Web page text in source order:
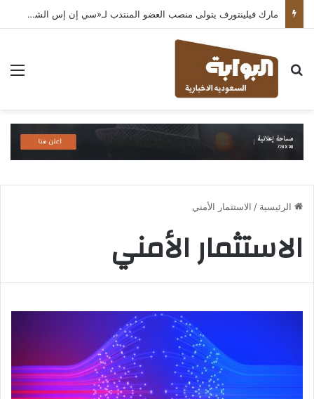
مارك فيلينتورف يتولى منصب العضو المنتدب لـ«سي إن إس الشرق الأوسط» ويشرف على شركات قطاع التكنولوجيا ضمن مجموعة غباش
بحث عن
الرئيسية / الاستثمار الأمني
الاستثمار الأمني